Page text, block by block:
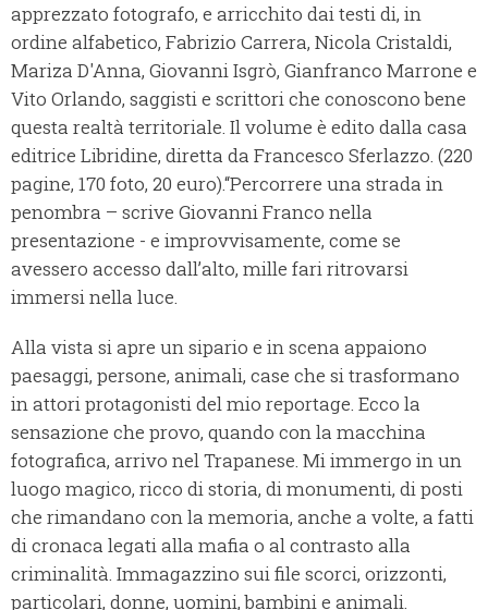
apprezzato fotografo, e arricchito dai testi di, in
ordine alfabetico, Fabrizio Carrera, Nicola Cristaldi,
Mariza D'Anna, Giovanni Isgrò, Gianfranco Marrone e
Vito Orlando, saggisti e scrittori che conoscono bene
questa realtà territoriale. Il volume è edito dalla casa
editrice Libridine, diretta da Francesco Sferlazzo. (220
pagine, 170 foto, 20 euro).“Percorrere una strada in
penombra – scrive Giovanni Franco nella
presentazione - e improvvisamente, come se
avessero accesso dall’alto, mille fari ritrovarsi
immersi nella luce.
Alla vista si apre un sipario e in scena appaiono
paesaggi, persone, animali, case che si trasformano
in attori protagonisti del mio reportage. Ecco la
sensazione che provo, quando con la macchina
fotografica, arrivo nel Trapanese. Mi immergo in un
luogo magico, ricco di storia, di monumenti, di posti
che rimandano con la memoria, anche a volte, a fatti
di cronaca legati alla mafia o al contrasto alla
criminalità. Immagazzino sui file scorci, orizzonti,
particolari, donne, uomini, bambini e animali.